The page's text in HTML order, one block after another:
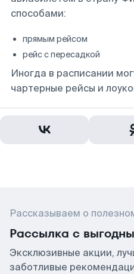
способами:
прямым рейсом
рейс с пересадкой
Иногда в расписании
чартерные рейсы и
Рассказываем о
Рассылка с
Эксклюзивные акции,
заботливые